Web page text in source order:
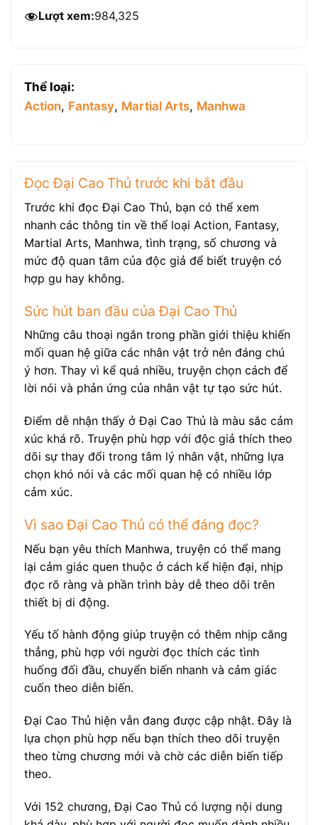
Lượt xem:984,325
Thể loại:
Action, Fantasy, Martial Arts, Manhwa
Đọc Đại Cao Thủ trước khi bắt đầu
Trước khi đọc Đại Cao Thủ, bạn có thể xem
nhanh các thông tin về thể loại Action, Fantasy,
Martial Arts, Manhwa, tình trạng, số chương và
mức độ quan tâm của độc giả để biết truyện có
hợp gu hay không.
Sức hút ban đầu của Đại Cao Thủ
Những câu thoại ngắn trong phần giới thiệu khiến
mối quan hệ giữa các nhân vật trở nên đáng chú
ý hơn. Thay vì kể quá nhiều, truyện chọn cách để
lời nói và phản ứng của nhân vật tự tạo sức hút.
Điểm dễ nhận thấy ở Đại Cao Thủ là màu sắc cảm
xúc khá rõ. Truyện phù hợp với độc giả thích theo
dõi sự thay đổi trong tâm lý nhân vật, những lựa
chọn khó nói và các mối quan hệ có nhiều lớp
cảm xúc.
Vì sao Đại Cao Thủ có thể đáng đọc?
Nếu bạn yêu thích Manhwa, truyện có thể mang
lại cảm giác quen thuộc ở cách kể hiện đại, nhịp
đọc rõ ràng và phần trình bày dễ theo dõi trên
thiết bị di động.
Yếu tố hành động giúp truyện có thêm nhịp căng
thẳng, phù hợp với người đọc thích các tình
huống đối đầu, chuyển biến nhanh và cảm giác
cuốn theo diễn biến.
Đại Cao Thủ hiện vẫn đang được cập nhật. Đây là
lựa chọn phù hợp nếu bạn thích theo dõi truyện
theo từng chương mới và chờ các diễn biến tiếp
theo.
Với 152 chương, Đại Cao Thủ có lượng nội dung